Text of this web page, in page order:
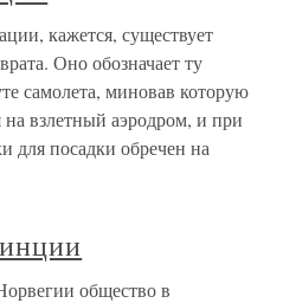
кажется, существует
Оно обозначает ту
самолета, миновав которую
взлетный аэродром, и при
для посадки обречен на
общество в